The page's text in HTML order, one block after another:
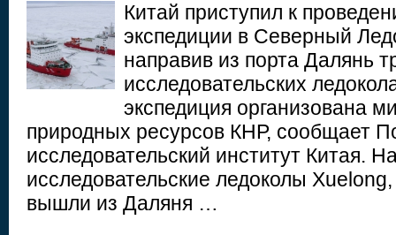
Китай приступил к
экспедиции в Северный
направив из порта Далянь
исследовательских
экспедиция организована
природных ресурсов КНР, сообщает
исследовательский институт Китая.
исследовательские ледоколы
вышли из Даляня …